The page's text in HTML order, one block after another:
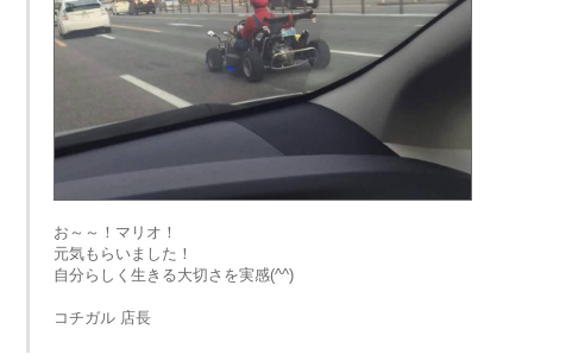
お～～！マリオ！
元気もらいました！
自分らしく生きる大切さを実感(^^)
コチガル 店長